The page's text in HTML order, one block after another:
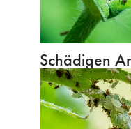
Schädigen